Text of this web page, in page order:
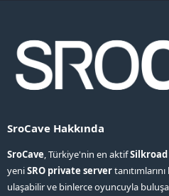
SroCave Hakkında
SroCave, Türkiye'nin en aktif
yeniSRO private server
ulaşabilir ve binlerce oyuncuyla